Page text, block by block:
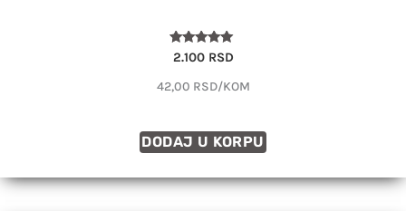
Ocenjeno
sa
od 5
2.100 RSD
42,00 RSD/KOM
DODAJ U KORPU